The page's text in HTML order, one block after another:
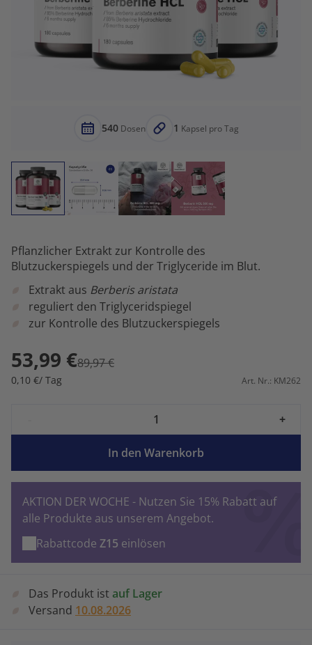
540Dosen 1 Kapsel pro Tag
Pflanzlicher Extrakt zur Kontrolle des
Blutzuckerspiegels und der Triglyceride im Blut.
Extrakt aus Berberis aristata
reguliert den Triglyceridspiegel
zur Kontrolle des Blutzuckerspiegels
53,99 €89,97 €
0,10 €/ Tag Art. Nr.: KM262
+
In den Warenkorb
AKTION DER WOCHE - Nutzen Sie 15% Rabatt auf
alle Produkte aus unserem Angebot.
Rabattcode Z15 einlösen
Das Produkt ist auf Lager
Versand 10.08.2026